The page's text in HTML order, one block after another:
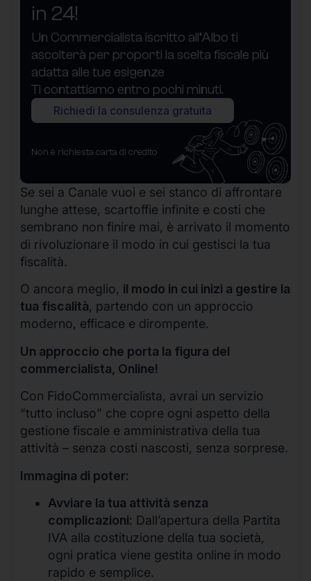
in 24!
Un Commercialista iscritto all’Albo ti
ascolterà per proporti la scelta fiscale più
adatta alle tue esigenze
Ti contattiamo entro pochi minuti.
Richiedi la consulenza gratuita
Non è richiesta carta di credito
Se sei a Canale vuoi e sei stanco di affrontare
lunghe attese, scartoffie infinite e costi che
sembrano non finire mai, è arrivato il momento
di rivoluzionare il modo in cui gestisci la tua
fiscalità.
O ancora meglio, il modo in cui inizi a gestire la
tua fiscalità, partendo con un approccio
moderno, efficace e dirompente.
Un approccio che porta la figura del
commercialista, Online!
Con FidoCommercialista, avrai un servizio
“tutto incluso” che copre ogni aspetto della
gestione fiscale e amministrativa della tua
attività – senza costi nascosti, senza sorprese.
Immagina di poter:
Avviare la tua attività senza
complicazioni: Dall’apertura della Partita
IVA alla costituzione della tua società,
ogni pratica viene gestita online in modo
rapido e semplice.